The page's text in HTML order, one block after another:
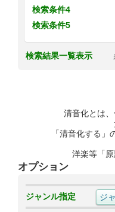
検索条件4
検索条件5
検索結果一覧表示
清音化とは
「清音化する
洋楽等「
オプション
ジャンル指定